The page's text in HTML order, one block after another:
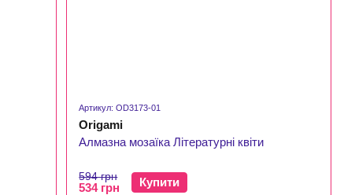
Артикул: OD3173-01
Origami
Алмазна мозаїка Літературні квіти
594 грн
534 грн Купити